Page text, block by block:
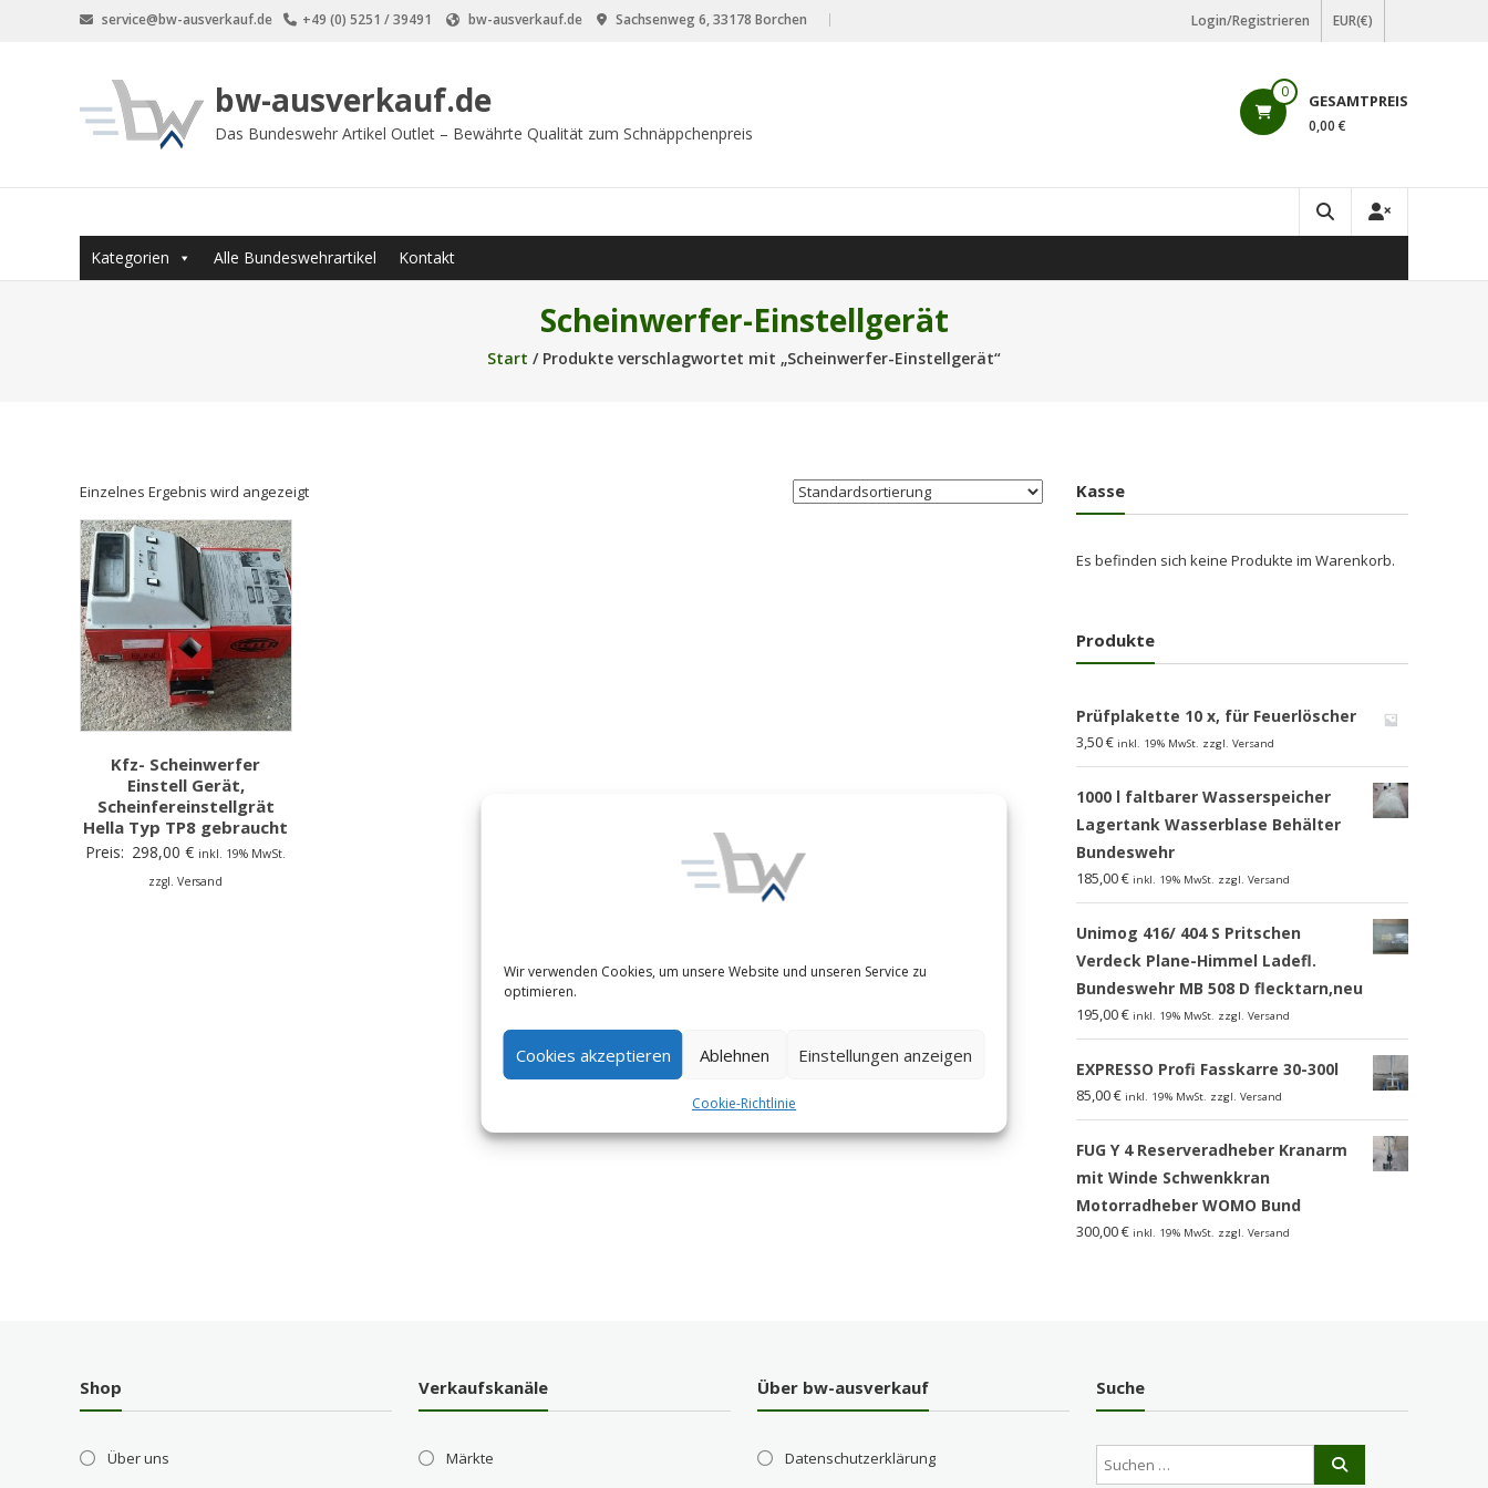
Wir verwenden Cookies, um unsere Website und unseren Service zu
optimieren.
Cookies akzeptieren Ablehnen Einstellungen anzeigen
Cookie-Richtlinie
service@bw-ausverkauf.de +49 (0) 5251 / 39491 bw-ausverkauf.de Sachsenweg 6, 33178 Borchen Login/Registrieren EUR(€)
bw-ausverkauf.de
Das Bundeswehr Artikel Outlet – Bewährte Qualität zum Schnäppchenpreis
0 GESAMTPREIS
0,00 €
Kategorien Alle Bundeswehrartikel Kontakt
Scheinwerfer-Einstellgerät
Start / Produkte verschlagwortet mit „Scheinwerfer-Einstellgerät“
Einzelnes Ergebnis wird angezeigt
Kfz- Scheinwerfer
Einstell Gerät,
Scheinfereinstellgrät
Hella Typ TP8 gebraucht
Preis: 298,00€ inkl. 19% MwSt.
zzgl. Versand
Kasse
Es befinden sich keine Produkte im Warenkorb.
Produkte
Prüfplakette 10 x, für Feuerlöscher
3,50€ inkl. 19% MwSt. zzgl. Versand
1000 l faltbarer Wasserspeicher
Lagertank Wasserblase Behälter
Bundeswehr
185,00€ inkl. 19% MwSt. zzgl. Versand
Unimog 416/ 404 S Pritschen
Verdeck Plane-Himmel Ladefl.
Bundeswehr MB 508 D flecktarn,neu
195,00€ inkl. 19% MwSt. zzgl. Versand
EXPRESSO Profi Fasskarre 30-300l
85,00€ inkl. 19% MwSt. zzgl. Versand
FUG Y 4 Reserveradheber Kranarm
mit Winde Schwenkkran
Motorradheber WOMO Bund
300,00€ inkl. 19% MwSt. zzgl. Versand
Shop
Über uns
Verkaufskanäle
Märkte
Über bw-ausverkauf
Datenschutzerklärung
Suche